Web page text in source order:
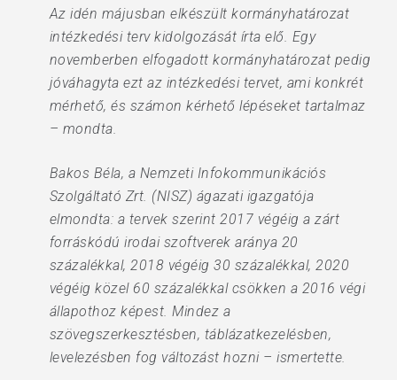
Az idén májusban elkészült kormányhatározat
intézkedési terv kidolgozását írta elő. Egy
novemberben elfogadott kormányhatározat pedig
jóváhagyta ezt az intézkedési tervet, ami konkrét
mérhető, és számon kérhető lépéseket tartalmaz
– mondta.
Bakos Béla, a Nemzeti Infokommunikációs
Szolgáltató Zrt. (NISZ) ágazati igazgatója
elmondta: a tervek szerint 2017 végéig a zárt
forráskódú irodai szoftverek aránya 20
százalékkal, 2018 végéig 30 százalékkal, 2020
végéig közel 60 százalékkal csökken a 2016 végi
állapothoz képest. Mindez a
szövegszerkesztésben, táblázatkezelésben,
levelezésben fog változást hozni – ismertette.